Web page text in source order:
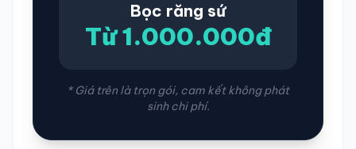
Bọc răng sứ
Từ 1.000.000đ
* Giá trên là trọn gói, cam kết không phát
sinh chi phí.